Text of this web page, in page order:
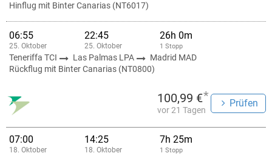
Hinflug mit Binter Canarias (NT6017)
06:55
25. Oktober
22:45
25. Oktober
26h 0m
1 Stopp
Teneriffa TCI Las Palmas LPA
Madrid MAD
Rückflug mit Binter Canarias (NT0800)
100,99 €*
vor 21 Tagen
Prüfen
07:00
18. Oktober
14:25
18. Oktober
7h 25m
1 Stopp